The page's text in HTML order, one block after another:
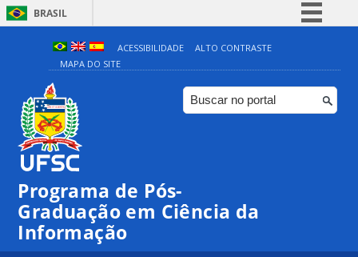
BRASIL
Simplifique!
Comunica BR
Participe
ACESSIBILIDADE
ALTO CONTRASTE
MAPA DO SITE
Programa de Pós-
Graduação em Ciência da
Informação